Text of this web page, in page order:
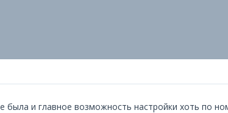
была и главное возможность настройки хоть по